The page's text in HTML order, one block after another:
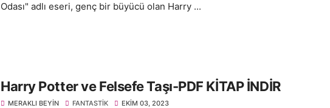
Odası" adlı eseri, genç bir büyücü olan Harry ...
Harry Potter ve Felsefe Taşı-PDF KİTAP İNDİR
MERAKLI BEYIN FANTASTIK EKIM 03, 2023